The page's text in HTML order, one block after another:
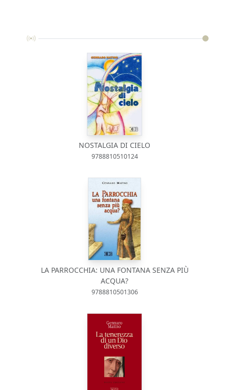
NOSTALGIA DI CIELO
9788810510124
LA PARROCCHIA: UNA FONTANA SENZA PIÙ
ACQUA?
9788810501306